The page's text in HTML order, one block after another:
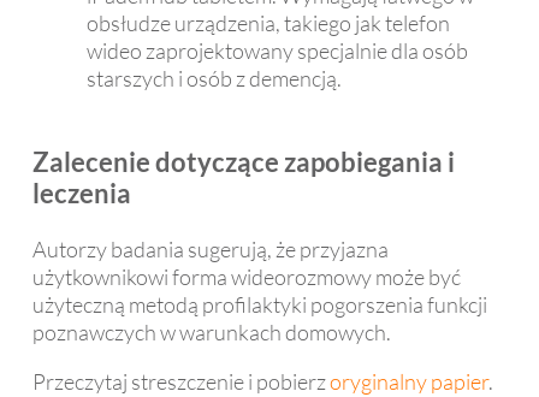
obsłudze urządzenia, takiego jak telefon
wideo zaprojektowany specjalnie dla osób
starszych i osób z demencją.
Zalecenie dotyczące zapobiegania i
leczenia
Autorzy badania sugerują, że przyjazna
użytkownikowi forma wideorozmowy może być
użyteczną metodą profilaktyki pogorszenia funkcji
poznawczych w warunkach domowych.
Przeczytaj streszczenie i pobierzoryginalny papier.